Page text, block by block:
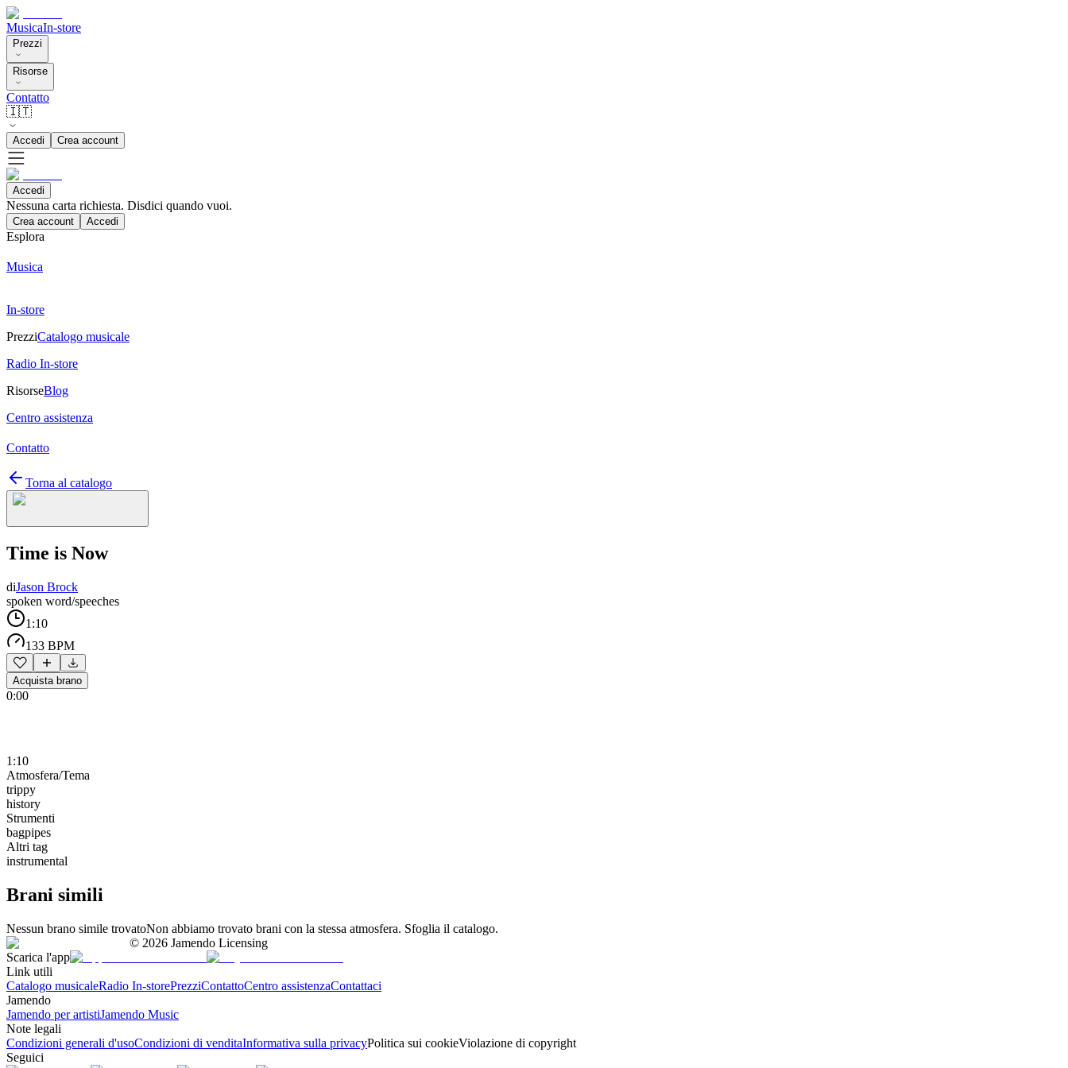
MusicaIn-store
Prezzi
Risorse
Contatto
🇮🇹
Accedi Crea account
Accedi
Nessuna carta richiesta. Disdici quando vuoi.
Crea account Accedi
Esplora
Musica
In-store
PrezziCatalogo musicale
Radio In-store
RisorseBlog
Centro assistenza
Contatto
Torna al catalogo
Time is Now
diJason Brock
spoken word/speeches
1:10
133 BPM
Acquista brano
0:00
1:10
Atmosfera/Tema
trippy
history
Strumenti
bagpipes
Altri tag
instrumental
Brani simili
Nessun brano simile trovatoNon abbiamo trovato brani con la stessa atmosfera. Sfoglia il catalogo.
© 2026 Jamendo Licensing
Scarica l'app
Link utili
Catalogo musicaleRadio In-storePrezziContattoCentro assistenzaContattaci
Jamendo
Jamendo per artistiJamendo Music
Note legali
Condizioni generali d'usoCondizioni di venditaInformativa sulla privacyPolitica sui cookieViolazione di copyright
Seguici